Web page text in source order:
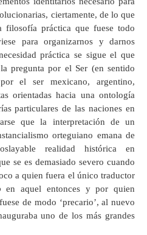
ciertamente, de lo que
filosofía práctica que fuese todo
para organizarnos y darnos
práctica se sigue el que
pregunta por el Ser (en sentido
el ser mexicano, argentino,
orientadas hacia una ontología
particulares de las naciones en
que la interpretación de un
orteguiano emana de
realidad histórica en
se es demasiado severo cuando
a quien fuera el único traductor
en aquel entonces y por quien
de modo ‘precario’, al nuevo
uno de los más grandes